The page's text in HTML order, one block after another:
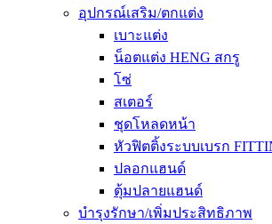
อุปกรณ์เสริม/ตกแต่ง
เบาะแต่ง
น็อตแต่ง HENG สกรู
โซ่
สเตอร์
ชุดโหลดหน้า
หัวฟิตติ้งระบบเบรก
ปลอกแฮนด์
ตุ้มปลายแฮนด์
บำรุงรักษา/เพิ่มประสิทธิภาพ